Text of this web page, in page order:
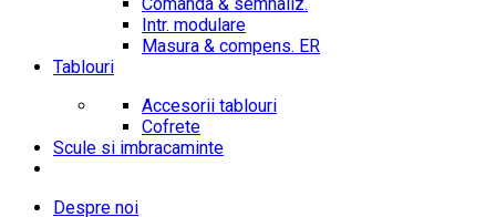
Intr. modulare
Masura & compens. ER
Tablouri
Accesorii tablouri
Cofrete
Scule si imbracaminte
Despre noi